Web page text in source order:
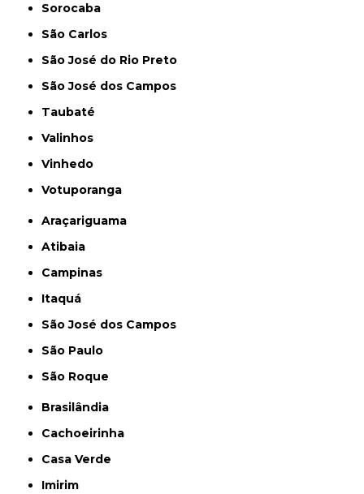
Sorocaba
São Carlos
São José do Rio Preto
São José dos Campos
Taubaté
Valinhos
Vinhedo
Votuporanga
Araçariguama
Atibaia
Campinas
Itaquá
São José dos Campos
São Paulo
São Roque
Brasilândia
Cachoeirinha
Casa Verde
Imirim